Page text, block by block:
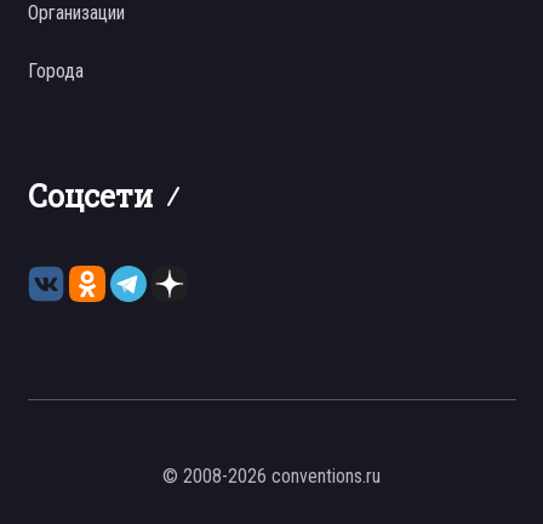
Организации
Города
Соцсети
© 2008-2026 conventions.ru